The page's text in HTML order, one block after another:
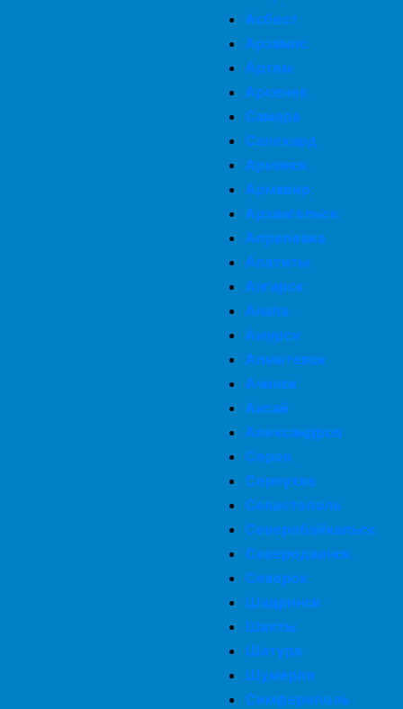
Асбест
Арзамас
Артем
Арсенев
Самара
Салехард
Армянск
Армавир
Архангельск
Апрелевка
Апатиты
Ангарск
Анапа
Амурск
Алметевск
Ачинск
Аксай
Александров
Серов
Серпухов
Севастополь
Северобайкальск
Северодвинск
Северск
Шадринск
Шахты
Шатура
Шумерля
Симферополь